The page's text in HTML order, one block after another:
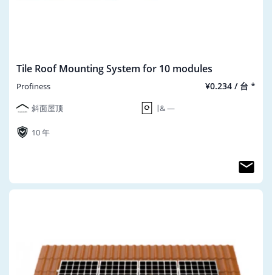
Tile Roof Mounting System for 10 modules
Profiness ¥0.234 / 台 *
斜面屋顶 ∣ & ―
10 年